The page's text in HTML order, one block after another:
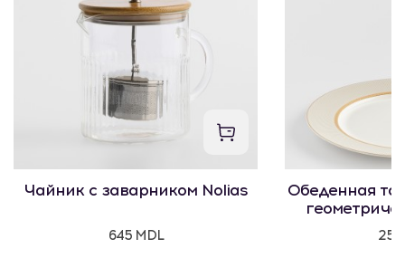
Чайник с заварником Nolias
645 MDL
Обеденная